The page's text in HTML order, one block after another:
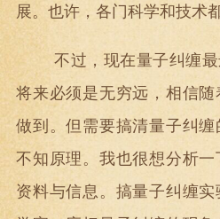
展。也许，各门科学和技术
不过，现在量子纠缠最
将来必须是无穷远，相信
做到。但需要搞清量子纠
不知原理。我也很想分析
资料与信息。搞量子纠缠